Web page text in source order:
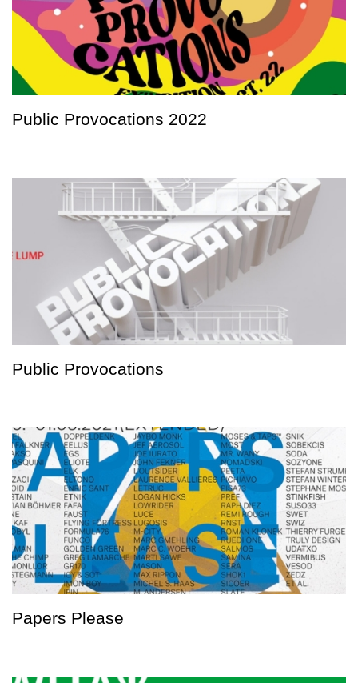
Public Provocations 2022
Public Provocations
Papers Please